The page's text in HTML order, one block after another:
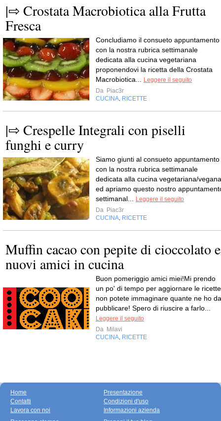
|⇨ Crostata Macrobiotica alla Frutta
Fresca
Concludiamo il consueto appuntamento
con la nostra rubrica settimanale
dedicata alla cucina vegetariana
proponendovi la ricetta della Crostata
Macrobiotica...
Leggere il seguito
Da Piac3r
CUCINA RICETTE
|⇨ Crespelle Integrali con piselli
funghi e curry
Siamo giunti al consueto appuntamento
con la nostra rubrica settimanale
dedicata alla cucina vegetariana/vegana
ed apriamo questo nostro
settimanal...
Leggere il seguito
Da Piac3r
CUCINA RICETTE
Muffin cacao con pepite di cioccolato e
nuovi amici in cucina
Buon pomeriggio amici miei!Mi prendo
un po' di tempo per aggiornare le
non potete immaginare quante ne ho da
pubblicare! Spero di riuscire a farlo...
Leggere il seguito
Da Milavi
CUCINA RICETTE
Home
Contatti
Lavora con noi
Presentazione
Condizioni d'uso
Informazioni azienda